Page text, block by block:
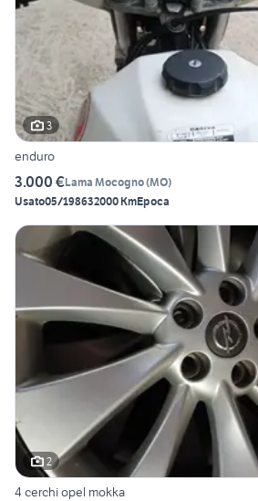
3
enduro
3.000 €Lama Mocogno(MO)
Usato05/198632000 KmEpoca
2
4 cerchi opel mokka